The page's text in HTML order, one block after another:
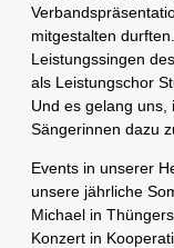
mitgestalten
Leistungssingen
als Leistungschor
Und es gelang
Sängerinnen dazu
Events in unserer
unsere jährliche
Michael in
Konzert in